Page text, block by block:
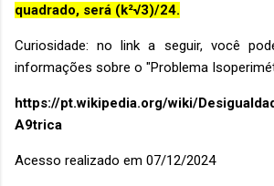
quadrado, será (k²√3)/24.
Curiosidade: no link a seguir, você
informações sobre o "Problema
https://pt.wikipedia.org/wiki/
A9trica
Acesso realizado em 07/12/2024